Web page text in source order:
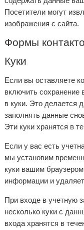
Посетители могут
изображения с сайта.
Формы
Куки
Если вы оставляете
включить сохранение
в куки. Это делается
заполнять данные
Эти куки хранятся в
Если у вас есть
мы установим
куки вашим
информации и
При входе в учетную
несколько куки с
входа хранятся в